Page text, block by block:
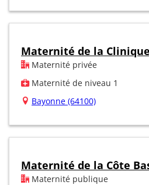
Maternité de la
Maternité privée
Maternité de niveau 1
Bayonne (64100)
Maternité de la Côte
Maternité publique